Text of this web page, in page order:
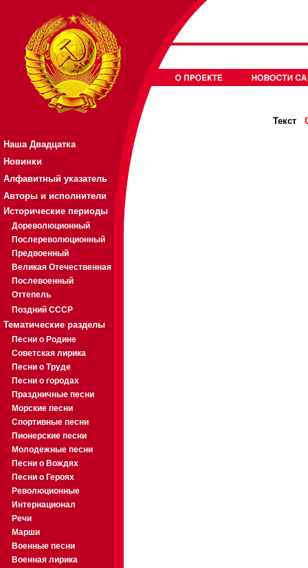
Наша Двадцатка
Новинки
Алфавитный указатель
Авторы и исполнители
Исторические периоды
Дореволюционный
Послереволюционный
Предвоенный
Великая Отечественная
Послевоенный
Оттепель
Поздний СССР
Тематические разделы
Песни о Родине
Советская лирика
Песни о Труде
Песни о городах
Праздничные песни
Морские песни
Спортивные песни
Пионерские песни
Молодежные песни
Песни о Вождях
Песни о Героях
Революционные
Интернационал
Речи
Марши
Военные песни
Военная лирика
Текст